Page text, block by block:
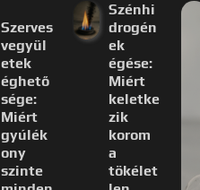
Szerves
vegyül
etek
éghető
sége:
Miért
gyúlék
ony
szinte
Szénhi
drogén
ek
égése:
Miért
keletke
zik
korom
a
tökélet